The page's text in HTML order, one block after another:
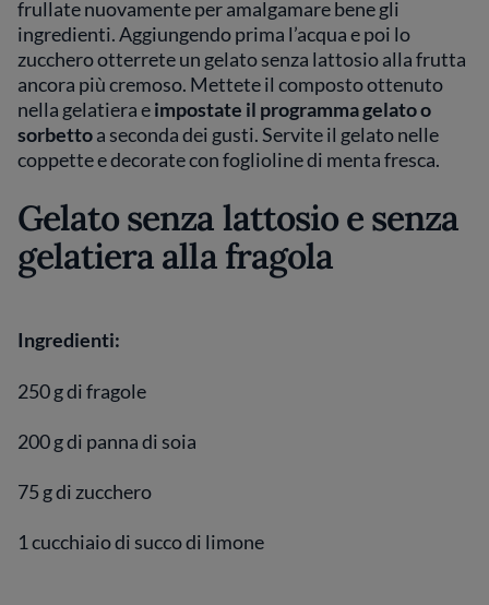
frullate nuovamente per amalgamare bene gli
ingredienti. Aggiungendo prima l’acqua e poi lo
zucchero otterrete un gelato senza lattosio alla frutta
ancora più cremoso. Mettete il composto ottenuto
nella gelatiera eimpostate il programma gelato o
sorbettoa seconda dei gusti. Servite il gelato nelle
coppette e decorate con foglioline di menta fresca.
Gelato senza lattosio e senza
gelatiera alla fragola
Ingredienti:
250 g di fragole
200 g di panna di soia
75 g di zucchero
1 cucchiaio di succo di limone